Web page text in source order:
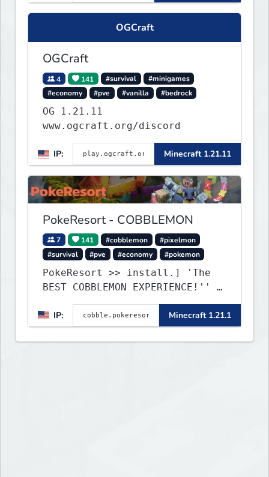
friendly community, balanced
economy, and long-term
OGCraft
OGCraft
4 141 #survival
#minigames
#economy
#pve #vanilla #bedrock
OG 1.21.11
www.ogcraft.org/discord
IP: Minecraft 1.21.11
PokeResort - COBBLEMON
7 141 #cobblemon
#pixelmon
#survival
#pve #economy #pokemon
PokeResort >> install.] 'The
BEST COBBLEMON EXPERIENCE!'' -
IP:
Minecraft 1.21.1